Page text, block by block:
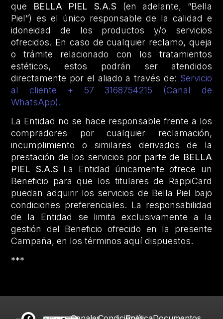
que BELLA PIEL S.A.S (en adelante, “Bella
Piel”) es el único responsable de la calidad e
idoneidad de los productos y/o servicios
ofrecidos. En caso de cualquier reclamo, queja
o trámite relacionado con los tratamientos
estéticos, estos podrán ser atendidos
directamente por el aliado a través de: Servicio
al cliente + 57 3168754215 (Canal de
WhatsApp).
La Entidad no se hace responsable frente a los
compradores por cualquier reclamación,
incumplimiento o similares derivados de la
prestación de los servicios por parte de BELLA
PIEL S.A.S La Entidad únicamente ofrece un
Beneficio para que los titulares de RappiCard
puedan adquirir los servicios de Bella Piel bajo
condiciones preferenciales. La responsabilidad
de la Entidad se limita exclusivamente a la
gestión del Beneficio ofrecido en la presente
Campaña, en los términos aquí dispuestos.
***